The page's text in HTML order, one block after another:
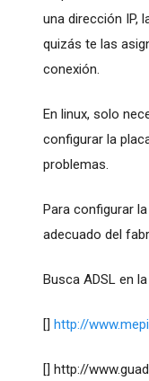
una dirección IP,
quizás te las
conexión.
En linux, solo
configurar la
problemas.
Para configurar
adecuado del
Busca ADSL en
[] http://
[] http://